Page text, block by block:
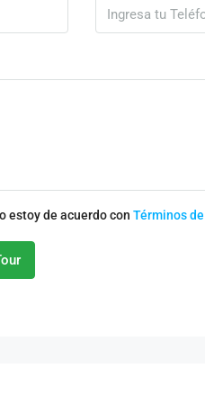
estoy de acuerdo con Términos